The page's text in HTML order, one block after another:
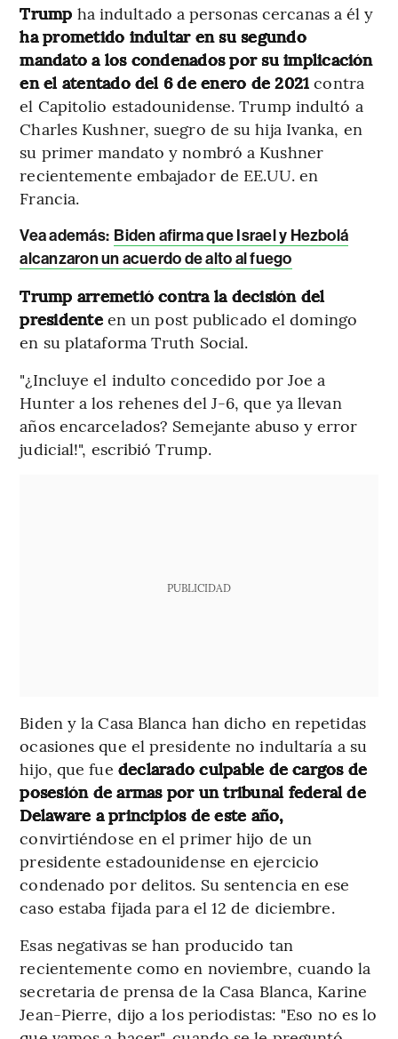
Trump ha indultado a personas cercanas a él y
ha prometido indultar en su segundo
mandato a los condenados por su implicación
en el atentado del 6 de enero de 2021 contra
el Capitolio estadounidense. Trump indultó a
Charles Kushner, suegro de su hija Ivanka, en
su primer mandato y nombró a Kushner
recientemente embajador de EE.UU. en
Francia.
Vea además: Biden afirma que Israel y Hezbolá
alcanzaron un acuerdo de alto al fuego
Trump arremetió contra la decisión del
presidenteen un post publicado el domingo
en su plataforma Truth Social.
"¿Incluye el indulto concedido por Joe a
Hunter a los rehenes del J-6, que ya llevan
años encarcelados? Semejante abuso y error
judicial!", escribió Trump.
PUBLICIDAD
Biden y la Casa Blanca han dicho en repetidas
ocasiones que el presidente no indultaría a su
hijo, que fue declarado culpable de cargos de
posesión de armas por un tribunal federal de
Delaware a principios de este año,
convirtiéndose en el primer hijo de un
presidente estadounidense en ejercicio
condenado por delitos. Su sentencia en ese
caso estaba fijada para el 12 de diciembre.
Esas negativas se han producido tan
recientemente como en noviembre, cuando la
secretaria de prensa de la Casa Blanca, Karine
Jean-Pierre, dijo a los periodistas: "Eso no es lo